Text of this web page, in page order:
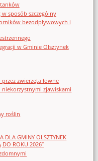
sposób szczególny
bezodpływowych i
w Gminie Olsztynek
zwierzęta łowne
zjawiskami
roślin
DLA GMINY OLSZTYNEK
DO ROKU 2026”